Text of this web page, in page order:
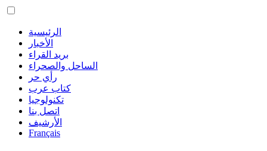
الرئيسية
الأخبار
بريد القراء
الساحل والصحراء
رأي حر
كتاب عرب
تكنولوجيا
اتصل بنا
الأرشيف
Français